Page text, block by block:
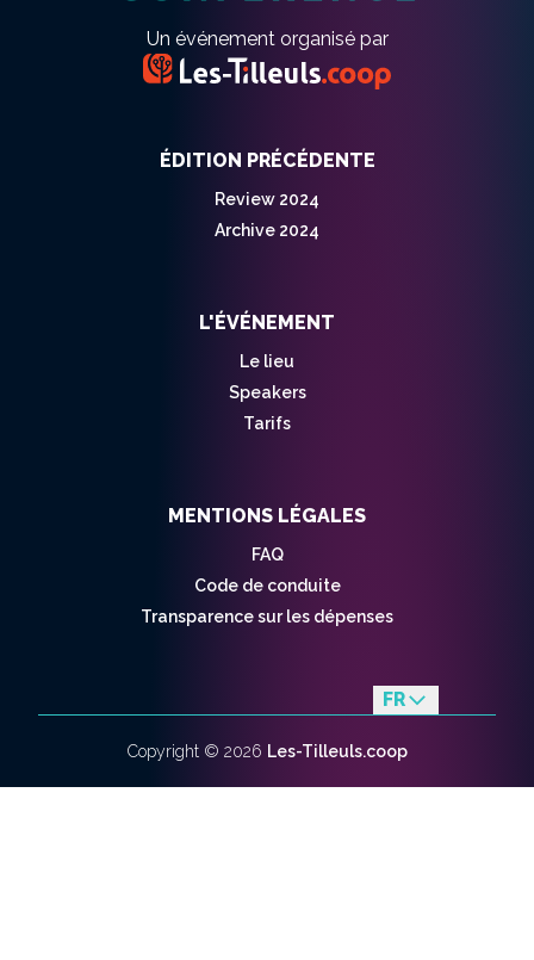
Un événement organisé par
ÉDITION PRÉCÉDENTE
Review 2024
Archive 2024
L'ÉVÉNEMENT
Le lieu
Speakers
Tarifs
MENTIONS LÉGALES
FAQ
Code de conduite
Transparence sur les dépenses
FR
en
Copyright © 2026 Les-Tilleuls.coop